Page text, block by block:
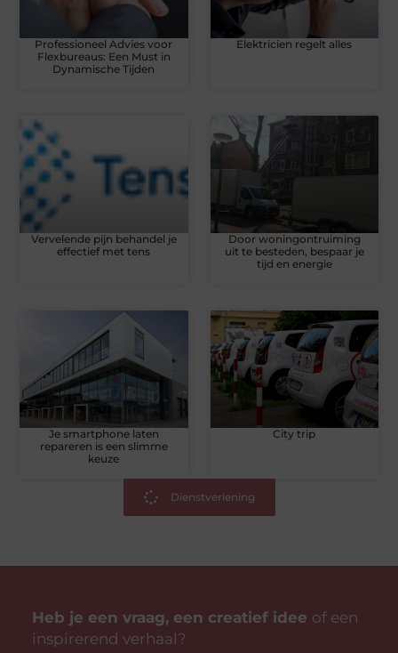
Professioneel Advies voor
Flexbureaus: Een Must in
Dynamische Tijden
Elektricien regelt alles
Vervelende pijn behandel je
effectief met tens
Door woningontruiming
uit te besteden, bespaar je
tijd en energie
Je smartphone laten
repareren is een slimme
keuze
City trip
Dienstverlening
Heb je een vraag, een creatief idee of een
inspirerend verhaal?